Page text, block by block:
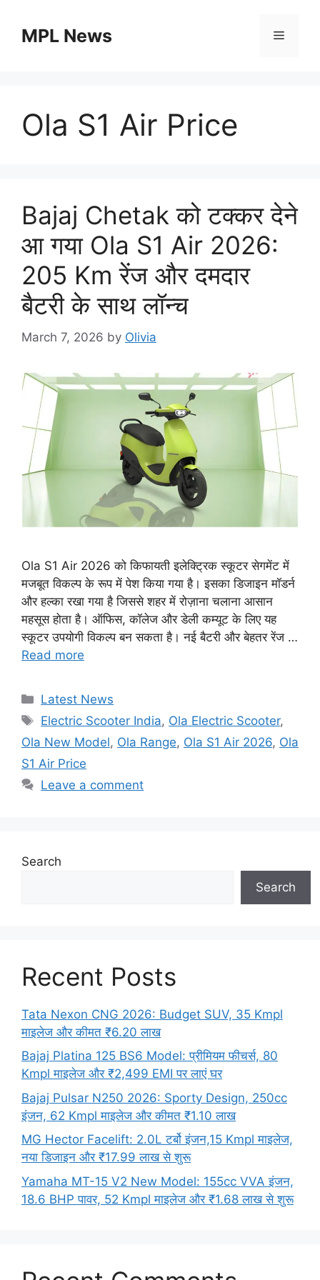
contentMPL News Menu
Ola S1 Air Price
Bajaj Chetak को टक्कर देने
आ गया Ola S1 Air 2026:
205 Km रेंज और दमदार
बैटरी के साथ लॉन्च
March 7, 2026 by Olivia
Ola S1 Air 2026 को किफायती इलेक्ट्रिक स्कूटर सेगमेंट में
मजबूत विकल्प के रूप में पेश किया गया है। इसका डिजाइन मॉडर्न
और हल्का रखा गया है जिससे शहर में रोज़ाना चलाना आसान
महसूस होता है। ऑफिस, कॉलेज और डेली कम्यूट के लिए यह
स्कूटर उपयोगी विकल्प बन सकता है। नई बैटरी और बेहतर रेंज …
Read more
Categories
Latest News
Tags
Electric Scooter India, Ola Electric Scooter,
Ola New Model, Ola Range, Ola S1 Air 2026, Ola
S1 Air Price
Leave a comment
Search
Search
Recent Posts
Tata Nexon CNG 2026: Budget SUV, 35 Kmpl
माइलेज और कीमत ₹6.20 लाख
Bajaj Platina 125 BS6 Model: प्रीमियम फीचर्स, 80
Kmpl माइलेज और ₹2,499 EMI पर लाएं घर
Bajaj Pulsar N250 2026: Sporty Design, 250cc
इंजन, 62 Kmpl माइलेज और कीमत ₹1.10 लाख
MG Hector Facelift: 2.0L टर्बो इंजन,15 Kmpl माइलेज,
नया डिजाइन और ₹17.99 लाख से शुरू
Yamaha MT-15 V2 New Model: 155cc VVA इंजन,
18.6 BHP पावर, 52 Kmpl माइलेज और ₹1.68 लाख से शुरू